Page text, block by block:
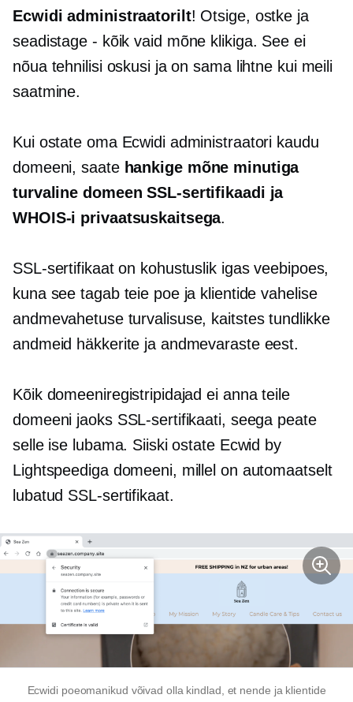
Ecwidi administraatorilt! Otsige, ostke ja
seadistage - kõik vaid mõne klikiga. See ei
nõua tehnilisi oskusi ja on sama lihtne kui meili
saatmine.
Kui ostate oma Ecwidi administraatori kaudu
domeeni, saate hankige mõne minutiga
turvaline domeen SSL-sertifikaadi ja
WHOIS-i privaatsuskaitsega.
SSL-sertifikaat on kohustuslik igas veebipoes,
kuna see tagab teie poe ja klientide vahelise
andmevahetuse turvalisuse, kaitstes tundlikke
andmeid häkkerite ja andmevaraste eest.
Kõik domeeniregistripidajad ei anna teile
domeeni jaoks SSL-sertifikaati, seega peate
selle ise lubama. Siiski ostate Ecwid by
Lightspeediga domeeni, millel on automaatselt
lubatud SSL-sertifikaat.
Ecwidi poeomanikud võivad olla kindlad, et nende ja klientide